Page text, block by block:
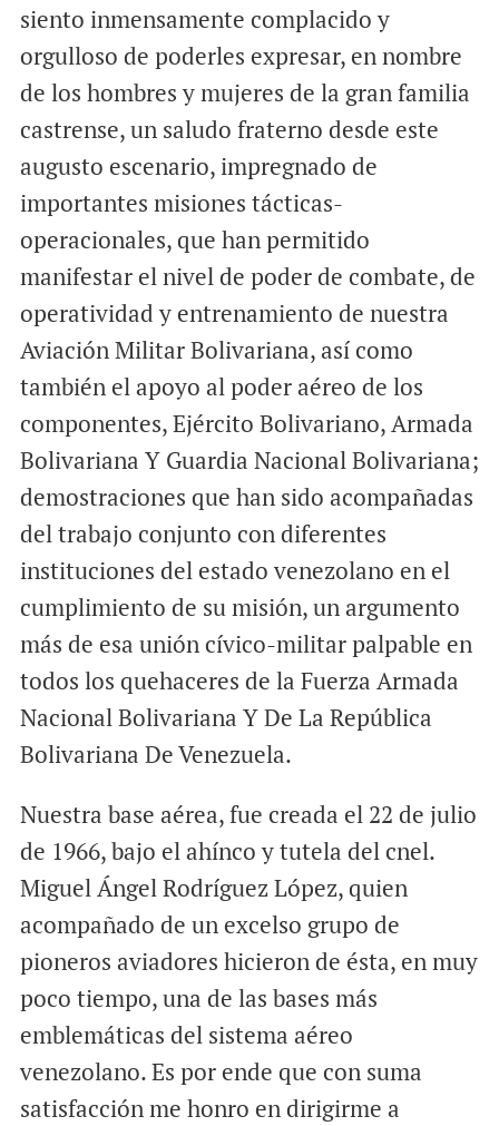
siento inmensamente complacido y
orgulloso de poderles expresar, en nombre
de los hombres y mujeres de la gran familia
castrense, un saludo fraterno desde este
augusto escenario, impregnado de
importantes misiones tácticas-
operacionales, que han permitido
manifestar el nivel de poder de combate, de
operatividad y entrenamiento de nuestra
Aviación Militar Bolivariana, así como
también el apoyo al poder aéreo de los
componentes, Ejército Bolivariano, Armada
Bolivariana Y Guardia Nacional Bolivariana;
demostraciones que han sido acompañadas
del trabajo conjunto con diferentes
instituciones del estado venezolano en el
cumplimiento de su misión, un argumento
más de esa unión cívico-militar palpable en
todos los quehaceres de la Fuerza Armada
Nacional Bolivariana Y De La República
Bolivariana De Venezuela.
Nuestra base aérea, fue creada el 22 de julio
de 1966, bajo el ahínco y tutela del cnel.
Miguel Ángel Rodríguez López, quien
acompañado de un excelso grupo de
pioneros aviadores hicieron de ésta, en muy
poco tiempo, una de las bases más
emblemáticas del sistema aéreo
venezolano. Es por ende que con suma
satisfacción me honro en dirigirme a